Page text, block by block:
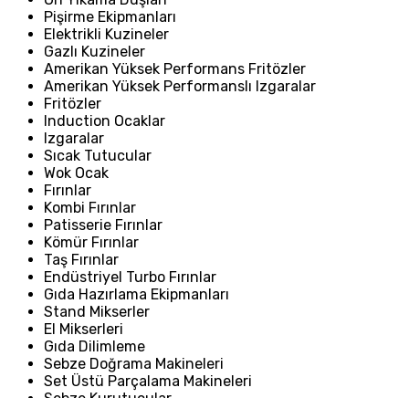
Pişirme Ekipmanları
Elektrikli Kuzineler
Gazlı Kuzineler
Amerikan Yüksek Performans Fritözler
Amerikan Yüksek Performanslı Izgaralar
Fritözler
Induction Ocaklar
Izgaralar
Sıcak Tutucular
Wok Ocak
Fırınlar
Kombi Fırınlar
Patisserie Fırınlar
Kömür Fırınlar
Taş Fırınlar
Endüstriyel Turbo Fırınlar
Gıda Hazırlama Ekipmanları
Stand Mikserler
El Mikserleri
Gıda Dilimleme
Sebze Doğrama Makineleri
Set Üstü Parçalama Makineleri